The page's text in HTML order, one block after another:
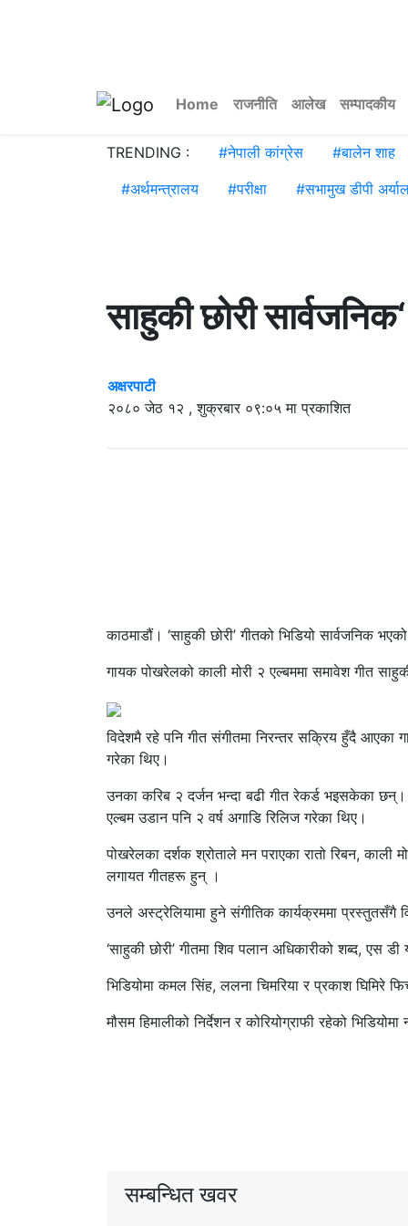
Home राजनीति आलेख सम्पादकीय
TRENDING : #नेपाली कांग्रेस #बालेन शाह
#अर्थमन्त्रालय #परीक्षा #सभामुख डीपी
साहुकी छोरी सार्वजनिक‘
अक्षरपाटी
२०८० जेठ १२ , शुक्रबार ०९:०५ मा प्रकाशित
काठमाडौं। ‘साहुकी छोरी’ गीतको भिडियो सार्वजनिक
गायक पोखरेलको काली मोरी २ एल्बममा समावेश गीत
विदेशमै रहे पनि गीत संगीतमा निरन्तर सक्रिय हुँदै आएका
गरेका थिए।
उनका करिब २ दर्जन भन्दा बढी गीत रेकर्ड भइसकेका छन्।
एल्बम उडान पनि २ वर्ष अगाडि रिलिज गरेका थिए।
पोखरेलका दर्शक श्रोताले मन पराएका रातो रिबन, काली
लगायत गीतहरू हुन् ।
उनले अस्ट्रेलियामा हुने संगीतिक कार्यक्रममा
‘साहुकी छोरी’ गीतमा शिव पलान अधिकारीको शब्द, एस
भिडियोमा कमल सिंह, ललना चिमरिया र प्रकाश घिमिरे
मौसम हिमालीको निर्देशन र कोरियोग्राफी रहेको
सम्बन्धित खवर